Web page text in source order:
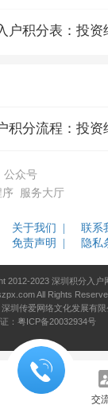
户积分表：投资
积分流程：投资
公众号
服务大厅
关于我们 |
联系
免责声明 | 隐私
2012-2023 深圳积分入户
All Rights
圳传爱网络文化发展有限
：粤ICP备20032934号
交